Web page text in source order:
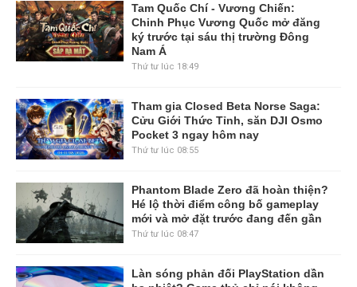
Tam Quốc Chí - Vương Chiến:
Chinh Phục Vương Quốc mở đăng
ký trước tại sáu thị trường Đông
Nam Á
Thứ tư lúc 18:49
Tham gia Closed Beta Norse Saga:
Cửu Giới Thức Tỉnh, săn DJI Osmo
Pocket 3 ngay hôm nay
Thứ tư lúc 08:55
Phantom Blade Zero đã hoàn thiện?
Hé lộ thời điểm công bố gameplay
mới và mở đặt trước đang đến gần
Thứ tư lúc 08:47
Làn sóng phản đối PlayStation dần